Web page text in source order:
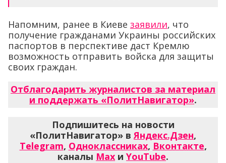
Напомним, ранее в Киеве заявили, что
получение гражданами Украины российских
паспортов в перспективе даст Кремлю
возможность отправить войска для защиты
своих граждан.
Отблагодарить журналистов за материал
и поддержать «ПолитНавигатор».
Подпишитесь на новости
«ПолитНавигатор» в Яндекс.Дзен,
Telegram, Одноклассниках, Вконтакте,
каналы Max и YouTube.